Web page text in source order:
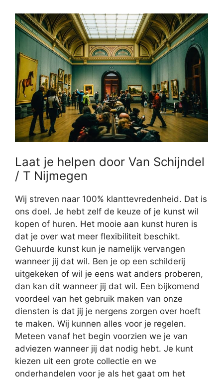
Laat je helpen door Van Schijndel
/ T Nijmegen
Wij streven naar 100% klanttevredenheid. Dat is
ons doel. Je hebt zelf de keuze of je kunst wil
kopen of huren. Het mooie aan kunst huren is
dat je over wat meer flexibiliteit beschikt.
Gehuurde kunst kun je namelijk vervangen
wanneer jij dat wil. Ben je op een schilderij
uitgekeken of wil je eens wat anders proberen,
dan kan dit wanneer jij dat wil. Een bijkomend
voordeel van het gebruik maken van onze
diensten is dat jij je nergens zorgen over hoeft
te maken. Wij kunnen alles voor je regelen.
Meteen vanaf het begin voorzien we je van
adviezen wanneer jij dat nodig hebt. Je kunt
kiezen uit een grote collectie en we
onderhandelen voor je als het gaat om het